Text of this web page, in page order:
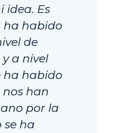
idea. Es
ha habido
de
a nivel
ha habido
nos han
por la
se ha